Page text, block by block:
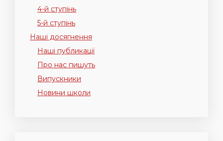
4-й ступінь
5-й ступінь
Наші досягнення
Наші публикації
Про нас пишуть
Випускники
Новини школи